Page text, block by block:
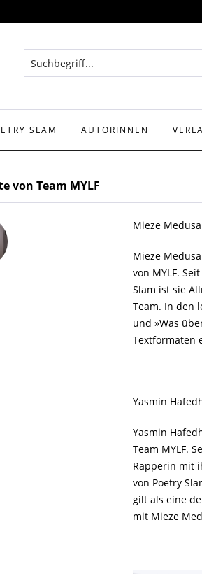
SLAM AUTORINNEN
von Team MYLF
Mieze Medusa
Mieze
von MYLF.
Slam ist sie
Team. In den
und »Was
Textformaten
Yasmin
Yasmin
Team MYLF.
Rapperin mit
von Poetry
gilt als eine
mit Mieze